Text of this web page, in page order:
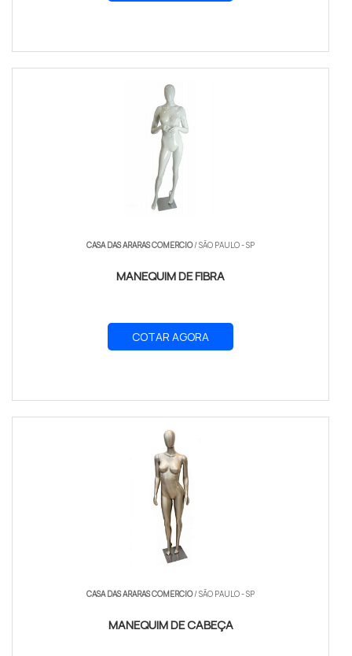
CASA DAS ARARAS COMERCIO/ SÃO PAULO - SP
MANEQUIM DE FIBRA
COTAR AGORA
CASA DAS ARARAS COMERCIO/ SÃO PAULO - SP
MANEQUIM DE CABEÇA